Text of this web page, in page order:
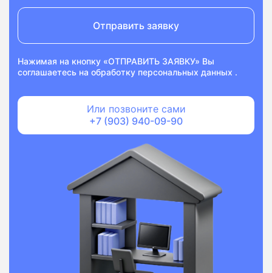
Отправить заявку
Нажимая на кнопку «ОТПРАВИТЬ ЗАЯВКУ» Вы
соглашаетесь на обработку персональных данных .
Или позвоните сами
+7 (903) 940-09-90